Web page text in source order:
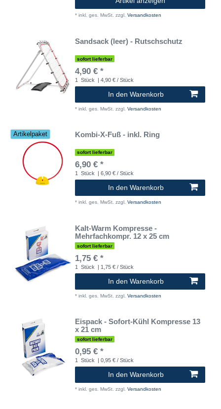
* inkl. ges. MwSt. zzgl. Versandkosten
Sandsack (leer) - Rutschschutz
sofort lieferbar
4,90 € *
1 Stück | 4,90 € / Stück
In den Warenkorb
* inkl. ges. MwSt. zzgl. Versandkosten
Artikelpaket Kombi-X-Fuß - inkl. Ring
sofort lieferbar
6,90 € *
1 Stück | 6,90 € / Stück
In den Warenkorb
* inkl. ges. MwSt. zzgl. Versandkosten
Kalt-Warm Kompresse -
Mehrfachkompr. 12 x 25 cm
sofort lieferbar
1,75 € *
1 Stück | 1,75 € / Stück
In den Warenkorb
* inkl. ges. MwSt. zzgl. Versandkosten
Eispack - Sofort-Kühl Kompresse 13
x 21 cm
sofort lieferbar
0,95 € *
1 Stück | 0,95 € / Stück
In den Warenkorb
* inkl. ges. MwSt. zzgl. Versandkosten